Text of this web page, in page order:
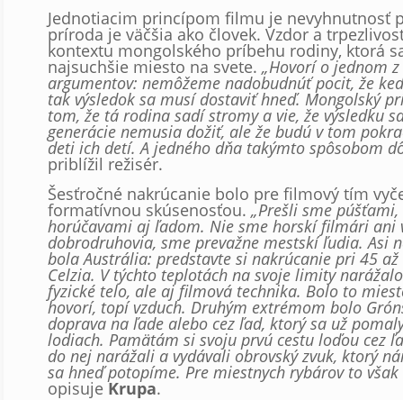
Jednotiacim princípom filmu je nevyhnutnosť
príroda je väčšia ako človek. Vzdor a
kontextu mongolského príbehu rodiny, ktorá
najsuchšie miesto na svete.„Hovorí o jednom
argumentov: nemôžeme nadobudnúť pocit, že
tak výsledok sa musí dostaviť hneď. Mongolský
tom, že tá rodina sadí stromy a vie, že výsledku
generácie nemusia dožiť, ale že budú v tom
deti ich detí. A jedného dňa takýmto spôsobom
priblížil režisér.
Šesťročné nakrúcanie bolo pre filmový tím
formatívnou skúsenosťou.„Prešli sme
horúčavami aj ľadom. Nie sme horskí filmári ani
dobrodruhovia, sme prevažne mestskí ľudia. Asi
bola Austrália: predstavte si nakrúcanie pri 45
Celzia. V týchto teplotách na svoje limity
fyzické telo, ale aj filmová technika. Bolo to
hovorí, topí vzduch. Druhým extrémom bolo
doprava na ľade alebo cez ľad, ktorý sa už
lodiach. Pamätám si svoju prvú cestu loďou cez
do nej narážali a vydávali obrovský zvuk, ktorý
sa hneď potopíme. Pre miestnych rybárov to
opisujeKrupa.